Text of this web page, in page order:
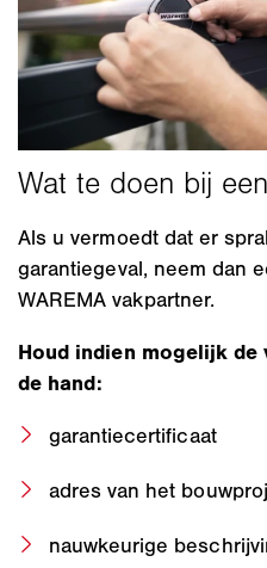
Als u vermoedt dat er
garantiegeval, neem dan
WAREMA vakpartner.
Houd indien mogelijk
de hand:
garantiecertificaat
adres van het
nauwkeurige